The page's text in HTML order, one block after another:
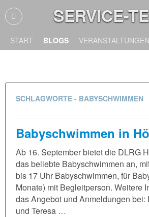
SERVICE-
START BLOGS VERANSTALTUNGEN
SCHLAGWORTE - BABYSCHWIMMEN
Babyschwimmen in
Ab 16. September bietet die DLRG
das beliebte Babyschwimmen an,
bis 17 Uhr Babyschwimmen, für
Monate) mit Begleitperson. Weitere
das Angebot und Anmeldungen bei:
und Teresa …